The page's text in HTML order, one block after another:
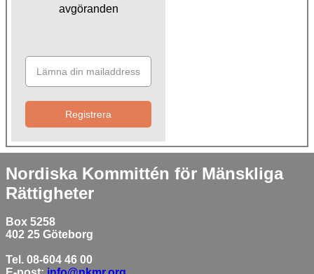
avgöranden
Registrera
Nordiska Kommittén för Mänskliga
Rättigheter
Box 5258
402 25 Göteborg
Tel. 08-604 46 00